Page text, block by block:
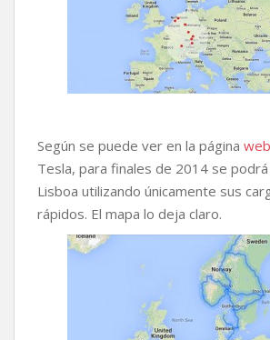
Según se puede ver en la página
Tesla, para finales de 2014 se
Lisboa utilizando únicamente sus
rápidos. El mapa lo deja claro.